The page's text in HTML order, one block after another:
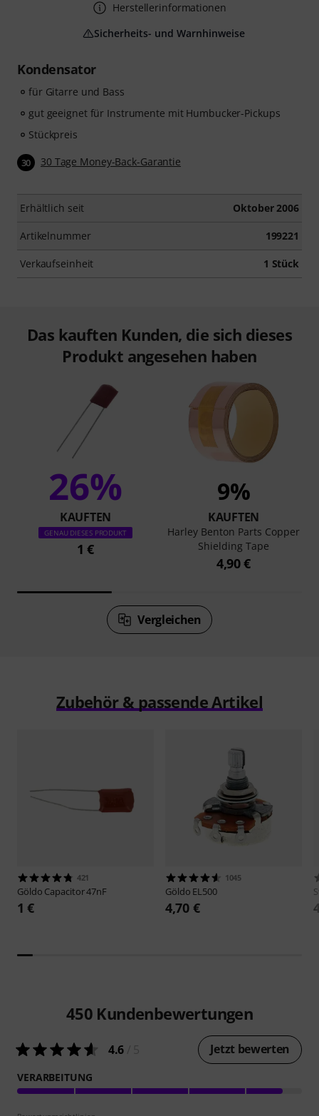
Kondensator
für Gitarre und Bass
gut geeignet für Instrumente mit Humbucker-Pickups
Stückpreis
30 30 Tage Money-Back-Garantie
Erhältlich seit Oktober 2006
Artikelnummer 199221
Verkaufseinheit 1 Stück
Herstellerinformationen
Sicherheits- und Warnhinweise
Das kauften Kunden, die sich dieses
Produkt angesehen haben
26%
KAUFTEN
GENAU DIESES PRODUKT
1 €
9%
KAUFTEN
Harley Benton Parts Copper
Shielding Tape
4,90 €
Vergleichen
Zubehör & passende Artikel
421
Göldo Capacitor 47nF
1 €
1045
Göldo EL500
4,70 €
450 Kundenbewertungen
4.6 Jetzt bewerten
VERARBEITUNG